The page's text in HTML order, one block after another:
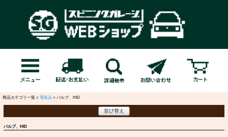
商品カテゴリ一覧 > 電装品 > バルブ、HID
並び替え
バルブ、HID